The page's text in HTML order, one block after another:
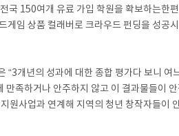
국 150여개 유료 가입 학원을 확보하는한
임 상품 컬래버로 크라우드 펀딩을 성
개년의 성과에 대한 종합 평가다 보니
족하거나 안주하지 않고 이 결과물들이
사업과 연계해 지역의 청년 창작자들이